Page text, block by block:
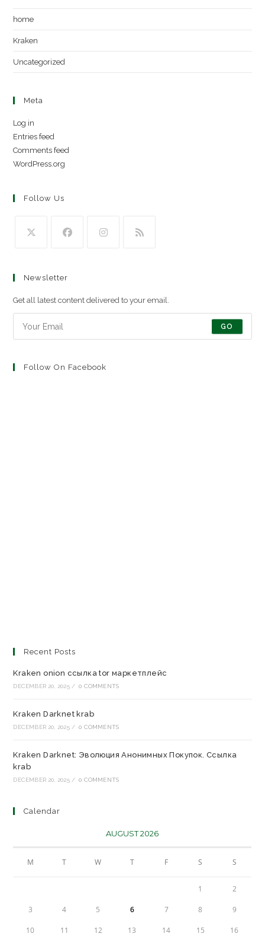
home
Kraken
Uncategorized
Meta
Log in
Entries feed
Comments feed
WordPress.org
Follow Us
Newsletter
Get all latest content delivered to your email.
GO
Follow On Facebook
Recent Posts
Kraken onion ссылка tor маркетплейс
DECEMBER 20, 2025 / 0 COMMENTS
Kraken Darknet krab
DECEMBER 20, 2025 / 0 COMMENTS
Kraken Darknet: Эволюция Анонимных Покупок. Ссылка
krab
DECEMBER 20, 2025 / 0 COMMENTS
Calendar
AUGUST 2026
M T W T F S S
1 2
3 4 5 6 7 8 9
10 11 12 13 14 15 16